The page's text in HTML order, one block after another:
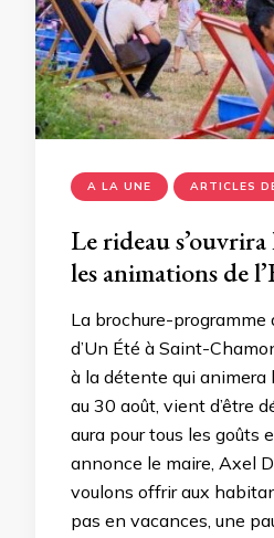
A LA UNE ARTICLES
Le rideau
les animations de
La brochure-programme
d’Un Été à Saint-
à la détente qui animera
au 30 août, vient d’être
aura pour tous les goûts
annonce le maire, Axel
voulons offrir aux
pas en vacances, une